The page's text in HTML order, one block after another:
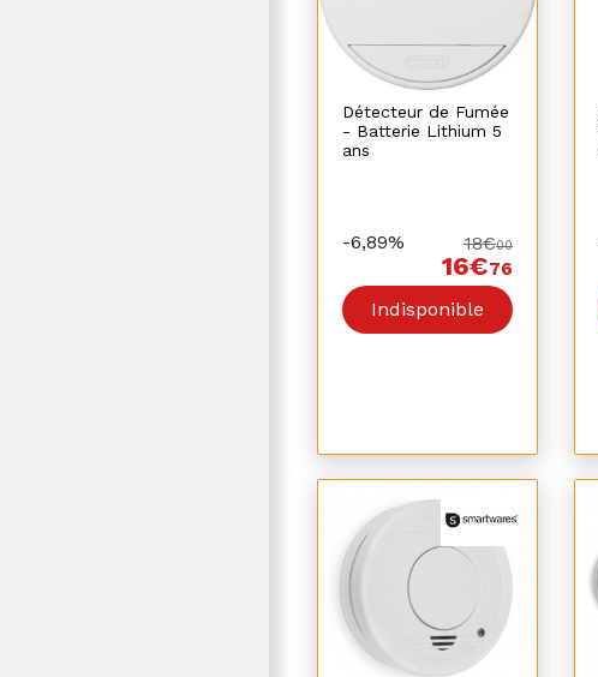
Détecteur de Fumée
- Batterie Lithium 5
ans
-6,89% 18€00
16€76
Indisponible